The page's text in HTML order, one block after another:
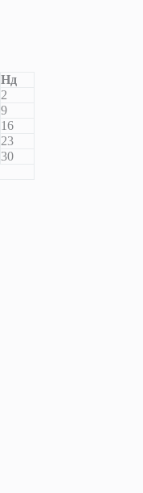
Нд
2
9
16
23
30